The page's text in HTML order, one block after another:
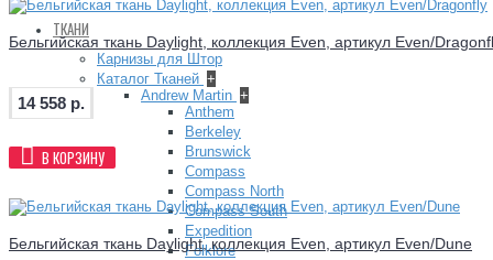
ТКАНИ
Карнизы для Штор
Каталог Тканей +
Andrew Martin +
Anthem
Berkeley
Brunswick
Compass
Compass North
Compass South
Expedition
Folklore
Бельгийская ткань Daylight, коллекция Even, артикул Even/
14 558 р.
В КОРЗИНУ
Бельгийская ткань Daylight, коллекция Even, артикул Even/Dune